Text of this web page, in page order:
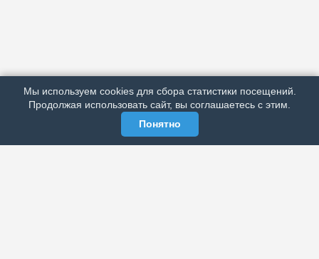
РЕКЛАМА У НАС
МЫ В СОЦСЕТЯХ
Мы используем cookies для сбора статистики посещений.
Продолжая использовать сайт, вы соглашаетесь с этим.
Понятно